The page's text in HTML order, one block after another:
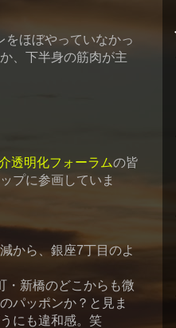
をほぼやっていなかっ
、下半身の筋肉が主
透明化フォーラムの皆
プに参画していま
から、銀座7丁目のよ
・新橋のどこからも微
パッポンか？と見ま
にも違和感。笑